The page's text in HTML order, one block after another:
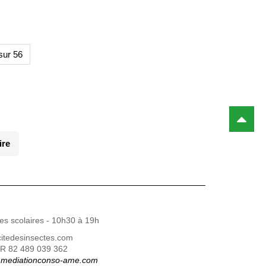
56
scolaires - 10h30 à 19h
82 489 039 362
ame.com